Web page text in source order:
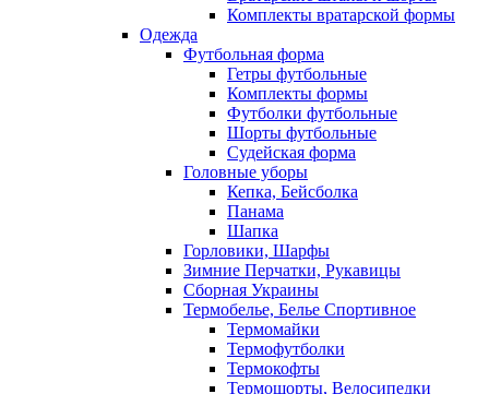
Комплекты вратарской формы
Одежда
Футбольная форма
Гетры футбольные
Комплекты формы
Футболки футбольные
Шорты футбольные
Судейская форма
Головные уборы
Кепка, Бейсболка
Панама
Шапка
Горловики, Шарфы
Зимние Перчатки, Рукавицы
Сборная Украины
Термобелье, Белье Спортивное
Термомайки
Термофутболки
Термокофты
Термошорты, Велосипедки